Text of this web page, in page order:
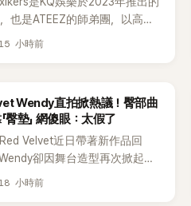
也是ATEEZ的師弟團，以高完
、充滿爆發力的表演及Hip-Hop
小時前
Wendy直拍掀熱議！臀部曲
臀墊」 網傻眼：太假了
Velvet近日帶著新作品回
卻因舞台造型再次掀起討
才因暴瘦身形受到外界關注，
小時前